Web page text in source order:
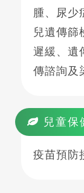
腫、尿少
兒遺傳篩
遲緩、遺
傳諮詢及
兒童保
疫苗預防